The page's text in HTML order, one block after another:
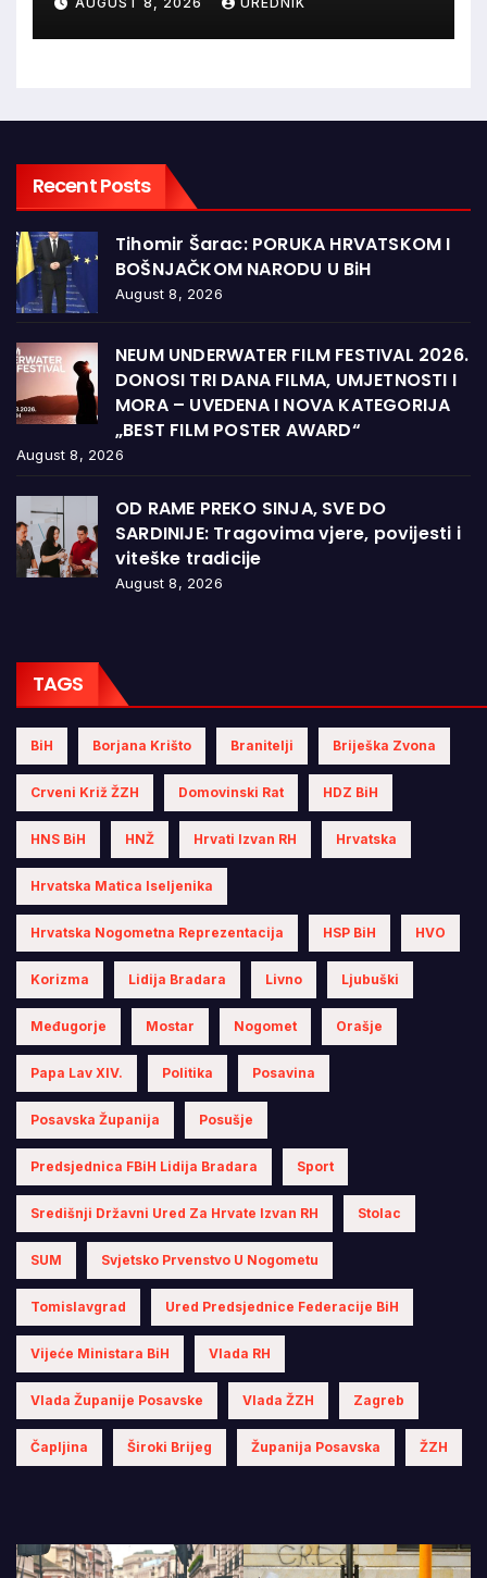
vječna zahvalnost hrvatskim
braniteljima
Recent Posts
Tihomir Šarac: PORUKA HRVATSKOM I
BOŠNJAČKOM NARODU U BiH
August 8, 2026
NEUM UNDERWATER FILM FESTIVAL 2026.
DONOSI TRI DANA FILMA, UMJETNOSTI I
MORA – UVEDENA I NOVA KATEGORIJA
„BEST FILM POSTER AWARD“
August 8, 2026
OD RAME PREKO SINJA, SVE DO
SARDINIJE: Tragovima vjere, povijesti i
viteške tradicije
August 8, 2026
TAGS
BiH Borjana Krišto Branitelji Briješka Zvona
Crveni Križ ŽZH Domovinski Rat HDZ BiH
HNS BiH HNŽ Hrvati Izvan RH Hrvatska
Hrvatska Matica Iseljenika
Hrvatska Nogometna Reprezentacija HSP BiH HVO
Korizma Lidija Bradara Livno Ljubuški
Međugorje Mostar Nogomet Orašje
Papa Lav XIV. Politika Posavina
Posavska Županija Posušje
Predsjednica FBiH Lidija Bradara Sport
Središnji Državni Ured Za Hrvate Izvan RH Stolac
SUM Svjetsko Prvenstvo U Nogometu
Tomislavgrad Ured Predsjednice Federacije BiH
Vijeće Ministara BiH Vlada RH
Vlada Županije Posavske Vlada ŽZH Zagreb
Čapljina Široki Brijeg Županija Posavska ŽZH